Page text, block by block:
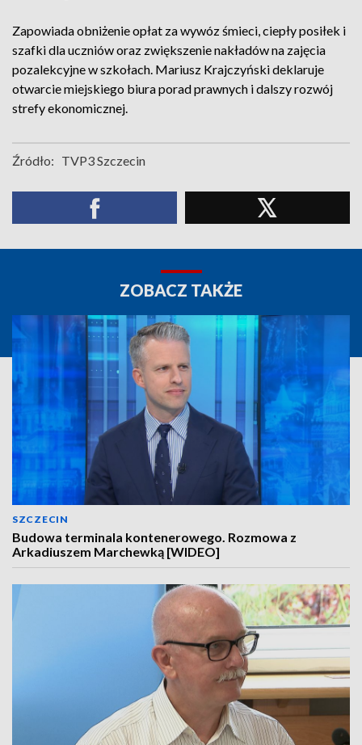
Zapowiada obniżenie opłat za wywóz śmieci, ciepły posiłek i
szafki dla uczniów oraz zwiększenie nakładów na zajęcia
pozalekcyjne w szkołach. Mariusz Krajczyński deklaruje
otwarcie miejskiego biura porad prawnych i dalszy rozwój
strefy ekonomicznej.
Źródło: TVP3 Szczecin
ZOBACZ TAKŻE
SZCZECIN
Budowa terminala kontenerowego. Rozmowa z
Arkadiuszem Marchewką [WIDEO]